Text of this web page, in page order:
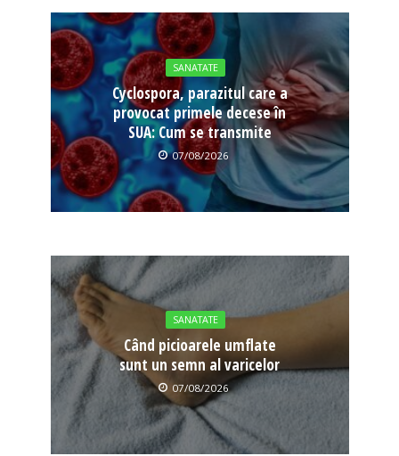
SANATATE
Cyclospora, parazitul care a
provocat primele decese în
SUA: Cum se transmite
07/08/2026
SANATATE
Când picioarele umflate
sunt un semn al varicelor
07/08/2026